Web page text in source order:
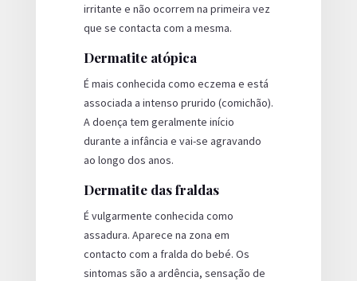
irritante e não ocorrem na primeira vez
que se contacta com a mesma.
Dermatite atópica
É mais conhecida como eczema e está
associada a intenso prurido (comichão).
A doença tem geralmente início
durante a infância e vai-se agravando
ao longo dos anos.
Dermatite das fraldas
É vulgarmente conhecida como
assadura. Aparece na zona em
contacto com a fralda do bebé. Os
sintomas são a ardência, sensação de